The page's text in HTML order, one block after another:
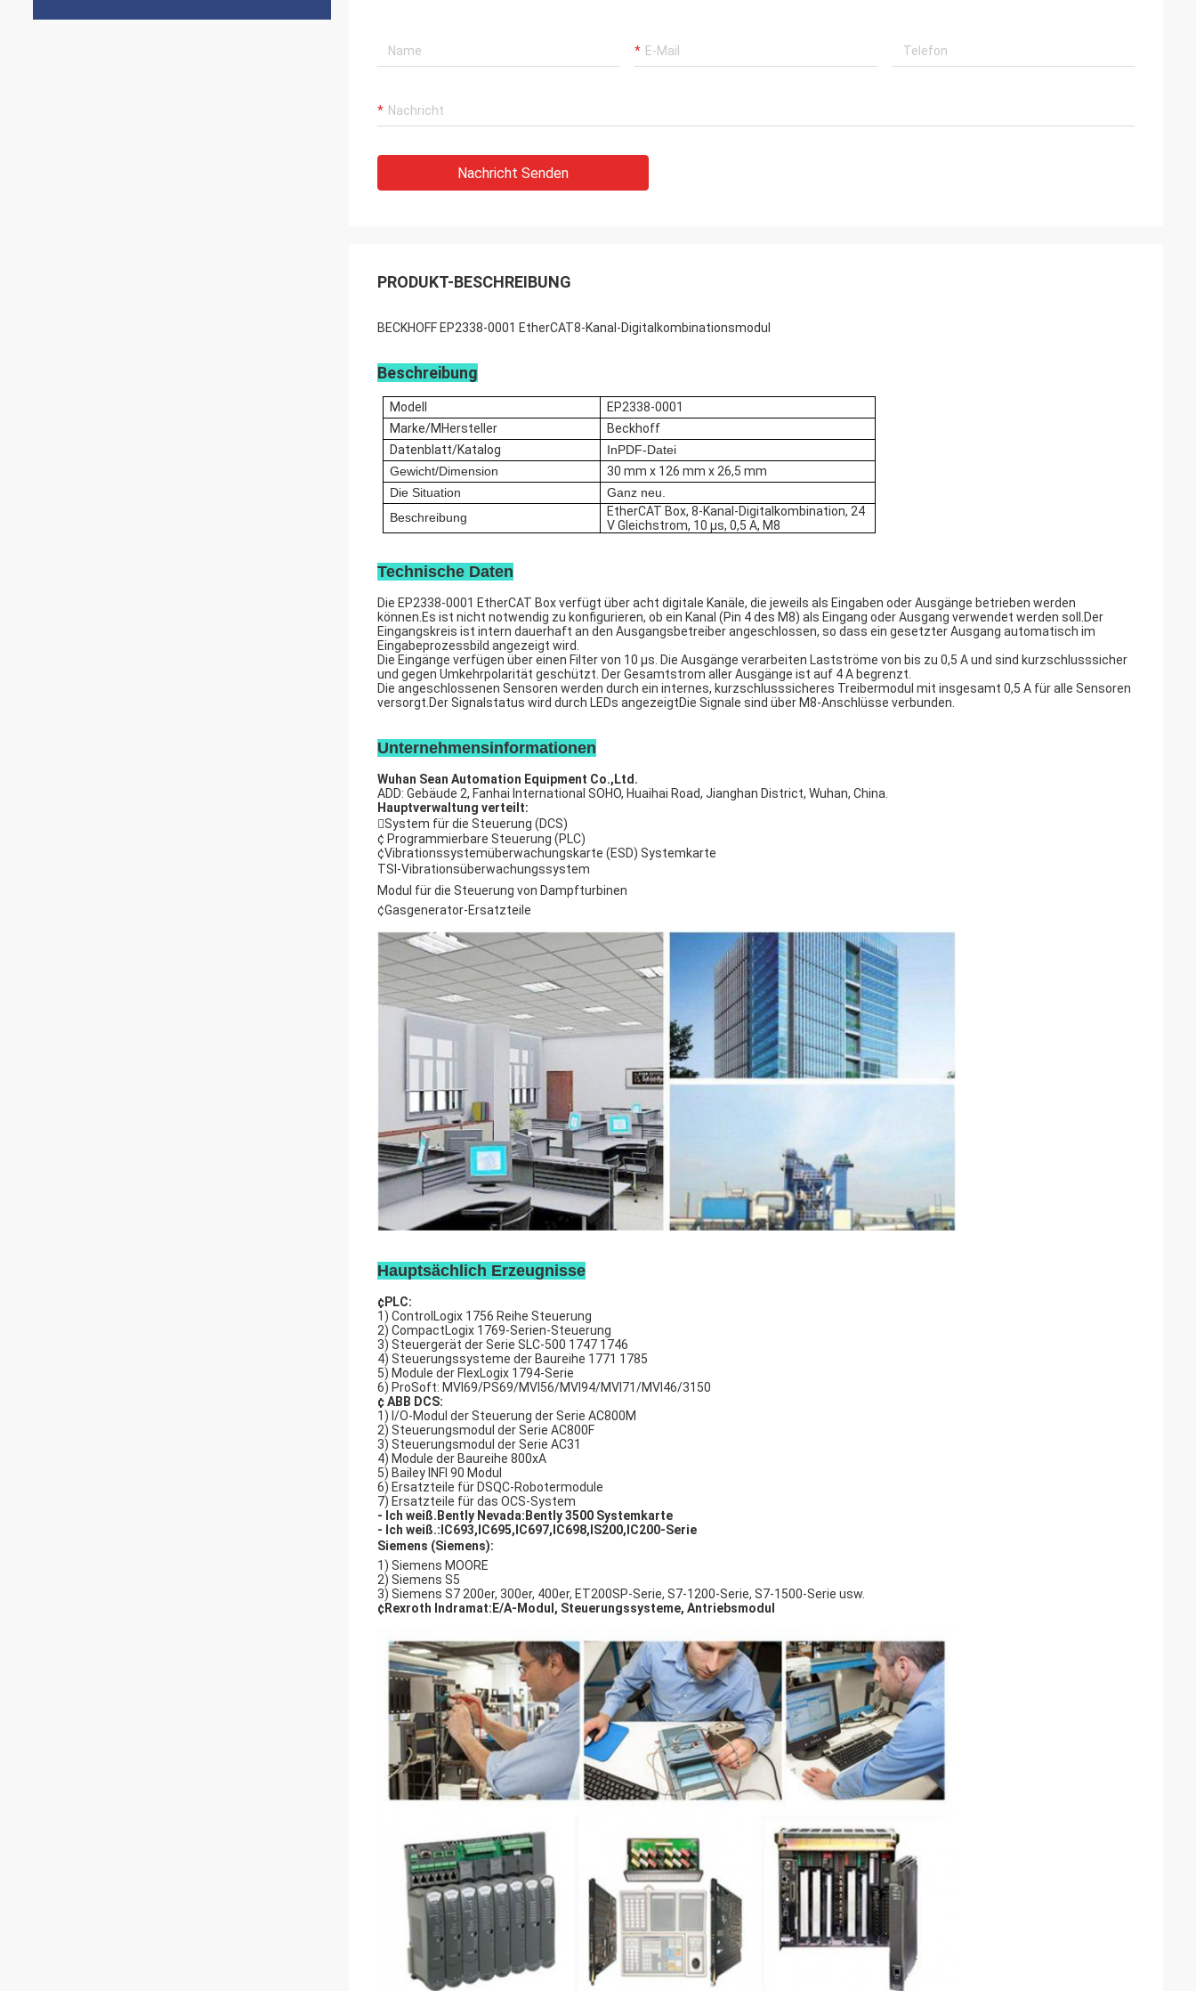
Nachricht Senden
PRODUKT-BESCHREIBUNG
BECKHOFF EP2338-0001 EtherCAT8-Kanal-Digitalkombinationsmodul
Beschreibung
Modell
EP2338-0001
Marke/M Hersteller
Beckhoff
Datenblatt/Katalog
InPDF-Datei
Gewicht/Dimension
30 mm x 126 mm x 26,5 mm
Die Situation
Ganz neu.
Beschreibung
EtherCAT Box, 8-Kanal-Digitalkombination, 24
V Gleichstrom, 10 μs, 0,5 A, M8
Technische Daten
Die EP2338-0001 EtherCAT Box verfügt über acht digitale Kanäle, die jeweils als Eingaben oder Ausgänge betrieben werden
können.Es ist nicht notwendig zu konfigurieren, ob ein Kanal (Pin 4 des M8) als Eingang oder Ausgang verwendet werden soll.Der
Eingangskreis ist intern dauerhaft an den Ausgangsbetreiber angeschlossen, so dass ein gesetzter Ausgang automatisch im
Eingabeprozessbild angezeigt wird.
Die Eingänge verfügen über einen Filter von 10 μs. Die Ausgänge verarbeiten Lastströme von bis zu 0,5 A und sind kurzschlusssicher
und gegen Umkehrpolarität geschützt. Der Gesamtstrom aller Ausgänge ist auf 4 A begrenzt.
Die angeschlossenen Sensoren werden durch ein internes, kurzschlusssicheres Treibermodul mit insgesamt 0,5 A für alle Sensoren
versorgt.Der Signalstatus wird durch LEDs angezeigtDie Signale sind über M8-Anschlüsse verbunden.
Unternehmensinformationen
Wuhan Sean Automation Equipment Co.,Ltd.
ADD: Gebäude 2, Fanhai International SOHO, Huaihai Road, Jianghan District, Wuhan, China.
Hauptverwaltung verteilt:
System für die Steuerung (DCS)
¢ Programmierbare Steuerung (PLC)
¢Vibrationssystemüberwachungskarte (ESD) Systemkarte
TSI-Vibrationsüberwachungssystem
Modul für die Steuerung von Dampfturbinen
¢Gasgenerator-Ersatzteile
Hauptsächlich Erzeugnisse
¢PLC:
1) ControlLogix 1756 Reihe Steuerung
2) CompactLogix 1769-Serien-Steuerung
3) Steuergerät der Serie SLC-500 1747 1746
4) Steuerungssysteme der Baureihe 1771 1785
5) Module der FlexLogix 1794-Serie
6) ProSoft: MVI69/PS69/MVI56/MVI94/MVI71/MVI46/3150
¢ ABB DCS:
1) I/O-Modul der Steuerung der Serie AC800M
2) Steuerungsmodul der Serie AC800F
3) Steuerungsmodul der Serie AC31
4) Module der Baureihe 800xA
5) Bailey INFI 90 Modul
6) Ersatzteile für DSQC-Robotermodule
7) Ersatzteile für das OCS-System
- Ich weiß.Bently Nevada:Bently 3500 Systemkarte
- Ich weiß.:IC693,IC695,IC697,IC698,IS200,IC200-Serie
Siemens (Siemens):
1) Siemens MOORE
2) Siemens S5
3) Siemens S7 200er, 300er, 400er, ET200SP-Serie, S7-1200-Serie, S7-1500-Serie usw.
¢Rexroth Indramat:E/A-Modul, Steuerungssysteme, Antriebsmodul